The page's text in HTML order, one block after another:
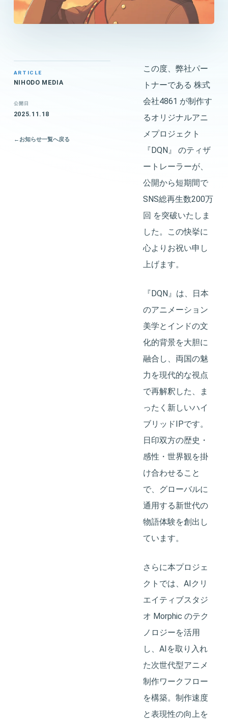
ARTICLE
NIHODO MEDIA
公開日
2025.11.18
← お知らせ一覧へ戻る
この度、弊社パー
トナーである 株式
会社4861 が制作す
るオリジナルアニ
メプロジェクト
『DQN』 のティザ
ートレーラーが、
公開から短期間で
SNS総再生数200万
回 を突破いたしま
した。この快挙に
心よりお祝い申し
上げます。
『DQN』は、日本
のアニメーション
美学とインドの文
化的背景を大胆に
融合し、両国の魅
力を現代的な視点
で再解釈した、ま
ったく新しいハイ
ブリッドIPです。
日印双方の歴史・
感性・世界観を掛
け合わせること
で、グローバルに
通用する新世代の
物語体験を創出し
ています。
さらに本プロジェ
クトでは、AIクリ
エイティブスタジ
オ Morphic のテク
ノロジーを活用
し、AIを取り入れ
た次世代型アニメ
制作ワークフロー
を構築。制作速度
と表現性の向上を